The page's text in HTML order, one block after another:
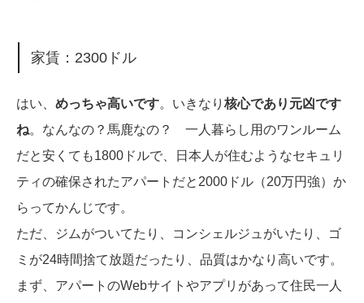
家賃：2300ドル
はい、 めっちゃ高いです。いきなり 核心であり元凶です
ね。なんなの？馬鹿なの？ 一人暮らし用のワンルーム
だと安くても1800ドルで、日本人が住むようなセキュリ
ティの確保されたアパートだと2000ドル（20万円強）か
らってかんじです。
ただ、ジムがついてたり、コンシェルジュがいたり、ゴ
ミが24時間捨て放題だったり、品質はかなり高いです。
まず、アパートのWebサイトやアプリがあって住民一人